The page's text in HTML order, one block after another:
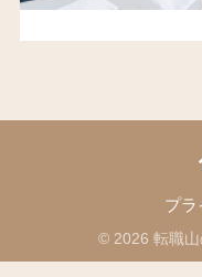
プラ
© 2026 転職山